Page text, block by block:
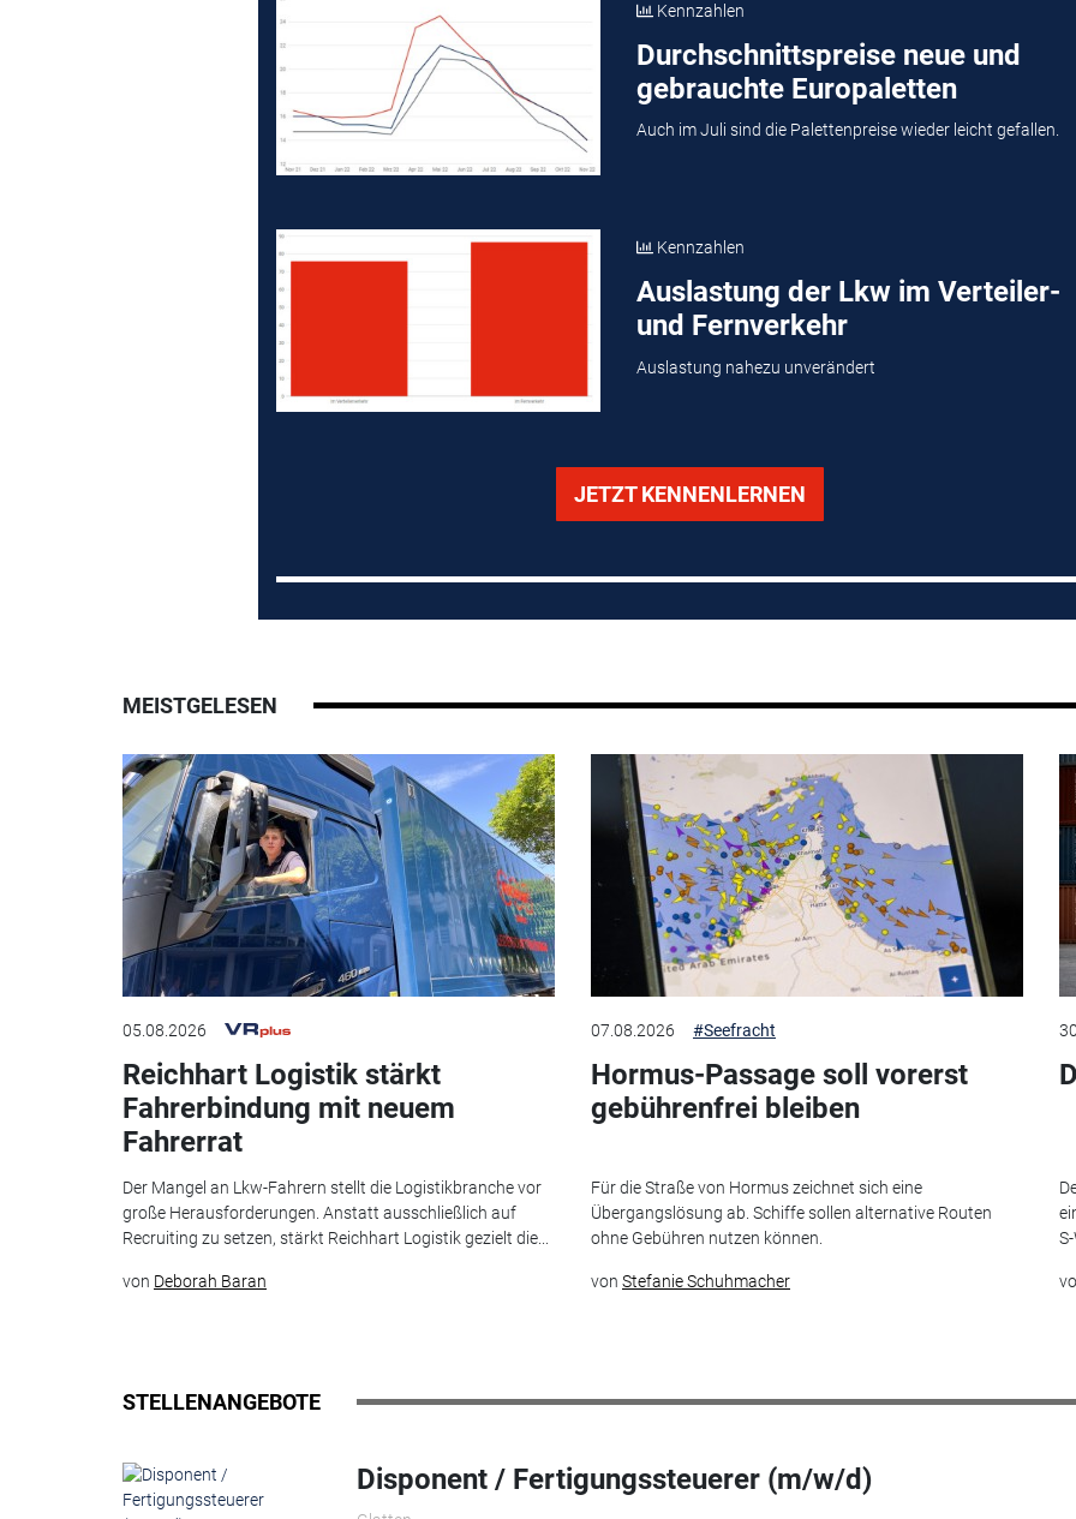
Kennzahlen
Durchschnittspreise neue und
gebrauchte Europaletten
Auch im Juli sind die Palettenpreise wieder leicht gefallen.
Kennzahlen
Auslastung der Lkw im Verteiler-
und Fernverkehr
Auslastung nahezu unverändert
JETZT KENNENLERNEN
MEISTGELESEN
05.08.2026
Reichhart Logistik stärkt
Fahrerbindung mit neuem
Fahrerrat
Der Mangel an Lkw-Fahrern stellt die Logistikbranche vor
große Herausforderungen. Anstatt ausschließlich auf
Recruiting zu setzen, stärkt Reichhart Logistik gezielt die...
von Deborah Baran
07.08.2026 #Seefracht
Hormus-Passage soll vorerst
gebührenfrei bleiben
Für die Straße von Hormus zeichnet sich eine
Übergangslösung ab. Schiffe sollen alternative Routen
ohne Gebühren nutzen können.
von Stefanie Schuhmacher
STELLENANGEBOTE
Disponent / Fertigungssteuerer (m/w/d)